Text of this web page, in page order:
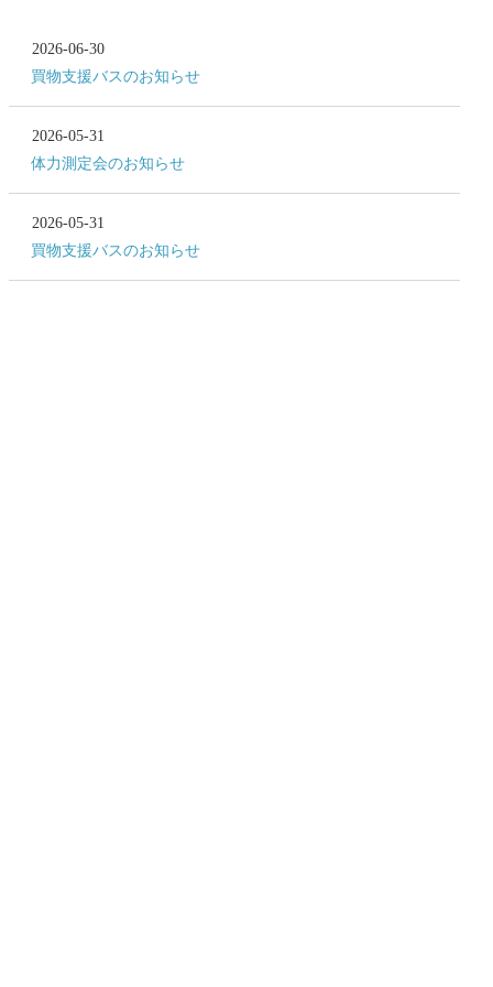
2026-06-30
買物支援バスのお知らせ
2026-05-31
体力測定会のお知らせ
2026-05-31
買物支援バスのお知らせ